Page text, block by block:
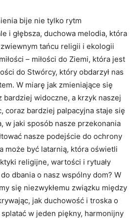
bije nie tylko rytm
i głębsza, duchowa melodia, która
zwiewnym tańcu‍ religii i ekologii
– miłości ⁤do Ziemi, która jest
do Stwórcy, który obdarzył nas
W ⁤miarę jak zmieniające się
bardziej widoczne, a ​krzyk naszej
coraz bardziej palpacyjna staje się
w ⁢jaki sposób ⁣nasze przekonania
nasze podejście do ochrony
może ​być latarnią, która⁣ oświetli
religijne, wartości i rytuały
dbania o nasz wspólny dom? W
się niezwykłemu związku między
jak duchowość i troska o
w jeden piękny, harmonijny